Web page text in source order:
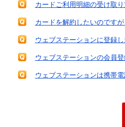
カードご利用明細の受け取
カードを解約したいのですが
ウェブステーションに登録
ウェブステーションの会員
ウェブステーションは携帯